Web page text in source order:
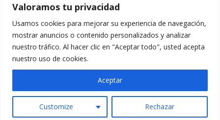
Valoramos tu privacidad
Usamos cookies para mejorar su experiencia de navegación,
mostrar anuncios o contenido personalizados y analizar
nuestro tráfico. Al hacer clic en "Aceptar todo", usted acepta
nuestro uso de cookies.
Customize Rechazar
Aceptar
Aviso Legal-Política de privacidad
Contacto
© 2010 - 2026 mirefranero.com